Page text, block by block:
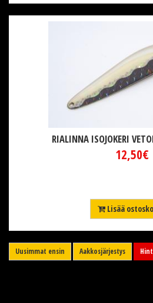
RIALINNA ISOJOKERI
12,50€
Lisää
Uusimmat ensin Aakkosjärjestys